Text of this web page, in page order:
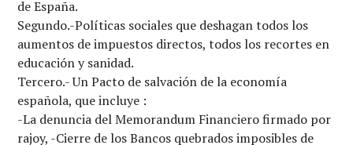
de España.
Segundo.-Políticas sociales que deshagan todos los
aumentos de impuestos directos, todos los recortes en
educación y sanidad.
Tercero.- Un Pacto de salvación de la economía
española, que incluye :
-La denuncia del Memorandum Financiero firmado por
rajoy, -Cierre de los Bancos quebrados imposibles de